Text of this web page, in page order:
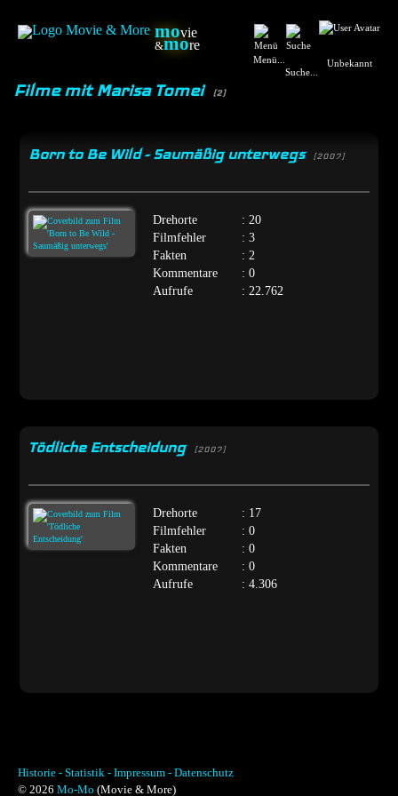
movie
&more
Menü...
Suche...
Unbekannt
Filme mit Marisa Tomei (2)
Born to Be Wild - Saumäßig unterwegs [2007]
Drehorte
: 20
Filmfehler
: 3
Fakten
: 2
Kommentare
: 0
Aufrufe
: 22.762
Tödliche Entscheidung [2007]
Drehorte
: 17
Filmfehler
: 0
Fakten
: 0
Kommentare
: 0
Aufrufe
: 4.306
Historie - Statistik - Impressum - Datenschutz
© 2026 Mo-Mo (Movie & More)